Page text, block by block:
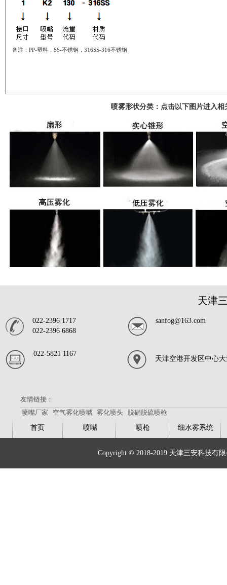
备注：PP-塑料，SS-不锈钢，316SS-316不锈钢
喷雾形状分类：点击以下图片进入
天津
022-2396 1717
022-2396 6868
sanfog@163.com
022-5821 1167
天津空港开发区中心
友情链接：
喷嘴厂家
空气雾化喷嘴 雾化喷头
脱硝脱硫喷枪
首页
喷嘴 喷枪 细水雾系统
Copyright © 2018-2019 天津三安科技有